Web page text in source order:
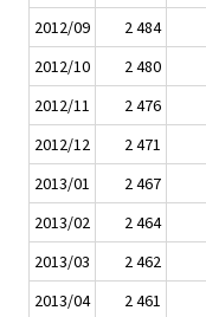
2012/09
2 484
2012/10
2 480
2012/11
2 476
2012/12
2 471
2013/01
2 467
2013/02
2 464
2013/03
2 462
2013/04
2 461